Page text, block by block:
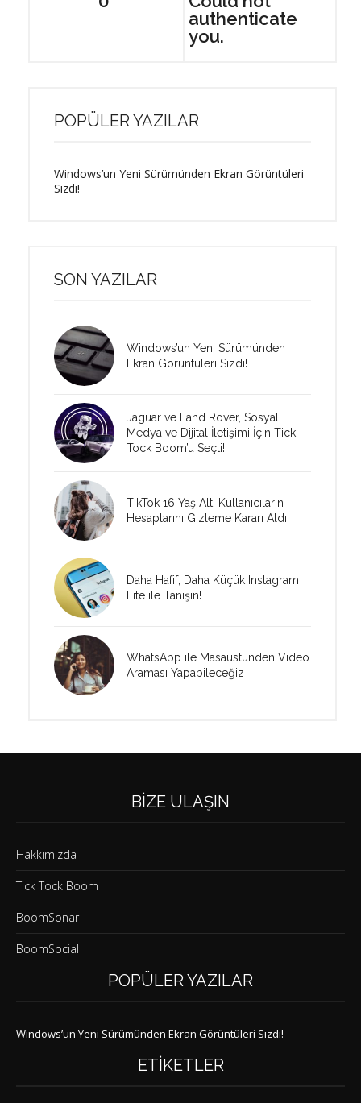
authenticate
you.
POPÜLER YAZILAR
Windows’un Yeni Sürümünden Ekran Görüntüleri
Sızdı!
SON YAZILAR
Windows’un Yeni Sürümünden
Ekran Görüntüleri Sızdı!
Jaguar ve Land Rover, Sosyal
Medya ve Dijital İletişimi İçin Tick
Tock Boom’u Seçti!
TikTok 16 Yaş Altı Kullanıcıların
Hesaplarını Gizleme Kararı Aldı
Daha Hafif, Daha Küçük Instagram
Lite ile Tanışın!
WhatsApp ile Masaüstünden Video
Araması Yapabileceğiz
BIZE ULAŞIN
Hakkımızda
Tick Tock Boom
BoomSonar
BoomSocial
POPÜLER YAZILAR
Windows’un Yeni Sürümünden Ekran Görüntüleri Sızdı!
ETIKETLER